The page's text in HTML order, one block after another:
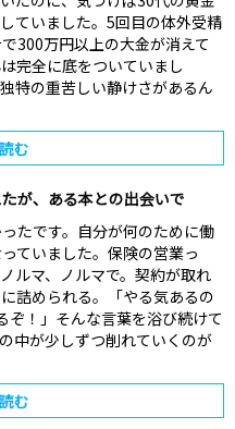
ていました。‍5回目の体外受精
300万円以上の大金が消えて
完全に底をついていまし
特の重苦しい静けさがあるん
む
が、ある本との出会いで
たです。自分が何のために働
ていました。‍保険の営業っ
ルマ、ノルマで。契約が取れ
詰められる。‍「やる気あるの
ぞ！」‍そんな言葉を浴び続けて
中が少しずつ削れていくのが
む